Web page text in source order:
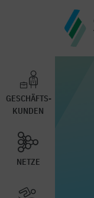
GESCHÄFTS-
KUNDEN
NETZE